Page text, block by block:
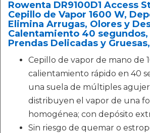
Rowenta DR9100D1 Access
Cepillo de Vapor 1600 W,
Elimina Arrugas, Olores y
Calentamiento 40
Prendas Delicadas y
Cepillo de vapor de mano de
calientamiento rápido en 40
una suela de múltiples
distribuyen el vapor de una
homogénea; con depósito
Sin riesgo de quemar o